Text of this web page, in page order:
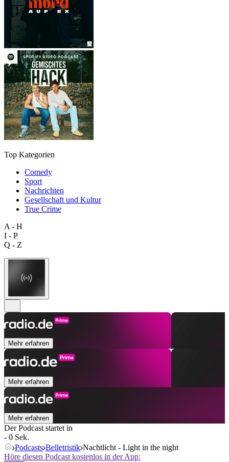
Top Kategorien
Comedy
Sport
Nachrichten
Gesellschaft und Kultur
True Crime
A - H
I - P
Q - Z
Mehr erfahren
Mehr erfahren
Mehr erfahren
Der Podcast startet in
- 0 Sek.
Podcasts Belletristik Nachtlicht - Light in the night
Höre diesen Podcast kostenlos in der App: